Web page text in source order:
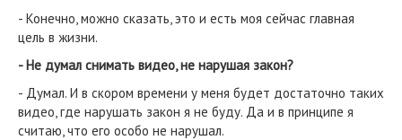
- Конечно, можно сказать, это и есть моя сейчас главная
цель в жизни.
- Не думал снимать видео, не нарушая закон?
- Думал. И в скором времени у меня будет достаточно таких
видео, где нарушать закон я не буду. Да и в принципе я
считаю, что его особо не нарушал.